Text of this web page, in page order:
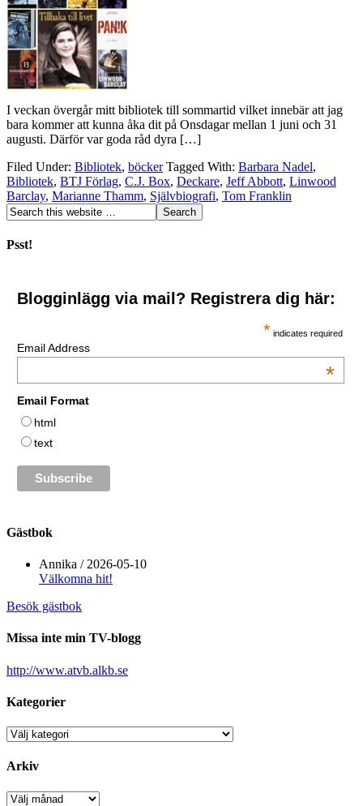
I veckan övergår mitt bibliotek till sommartid vilket innebär att jag
bara kommer att kunna åka dit på Onsdagar mellan 1 juni och 31
augusti. Därför var goda råd dyra […]
Filed Under: Bibliotek, böcker Tagged With: Barbara Nadel,
Bibliotek, BTJ Förlag, C.J. Box, Deckare, Jeff Abbott, Linwood
Barclay, Marianne Thamm, Självbiografi, Tom Franklin
Psst!
Blogginlägg via mail? Registrera dig här:
* indicates required
Email Address
*
Email Format
html
text
Gästbok
Annika / 2026-05-10
Välkomna hit!
Besök gästbok
Missa inte min TV-blogg
http://www.atvb.alkb.se
Kategorier
Kategorier
Arkiv
Arkiv